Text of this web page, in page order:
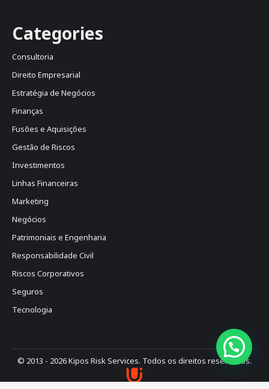
Categories
Consultoria
Direito Empresarial
Estratégia de Negócios
Finanças
Fusões e Aquisições
Gestão de Riscos
Investimentos
Linhas Financeiras
Marketing
Negócios
Patrimoniais e Engenharia
Responsabilidade Civil
Riscos Corporativos
Seguros
Tecnologia
© 2013 - 2026 Kipos Risk Services. Todos os direitos reservados.